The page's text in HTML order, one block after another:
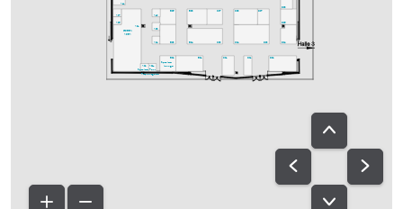
A01
GREEN
AREA
A04
A07
A11
A02a
Ton-
ausgabe
D04
C01
C07
C04 D03
D02
B01
D07
D06
D01
B02
Speakers-
lounge
B08
D08
B04 C03
C08
B05
A08
A10
A02
Speakers-
Prep.
A05
B03